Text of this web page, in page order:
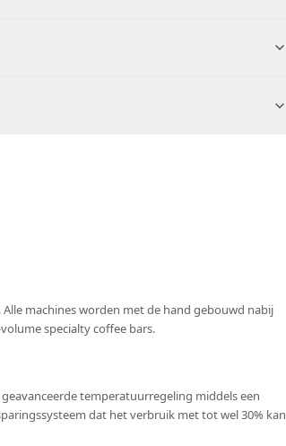
machines worden met de hand gebouwd nabij
specialty coffee bars.
temperatuurregeling middels een
dat het verbruik met tot wel 30% kan